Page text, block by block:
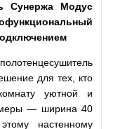
Сунержа Модус
для тех, кто
уютной и
— ширина 40
настенному